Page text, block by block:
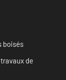
boisés
de